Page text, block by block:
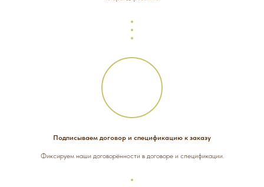
Подписываем договор и спецификацию к заказу
Фиксируем наши договорённости в договоре и спецификации.